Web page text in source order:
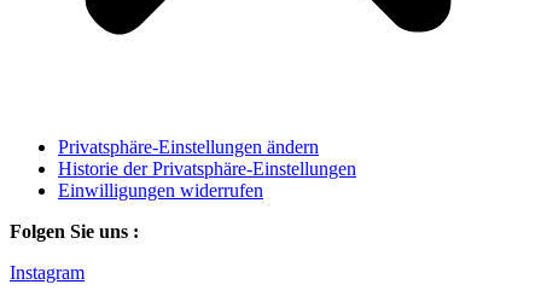
Privatsphäre-Einstellungen ändern
Historie der Privatsphäre-Einstellungen
Einwilligungen widerrufen
Folgen Sie uns :
Instagram